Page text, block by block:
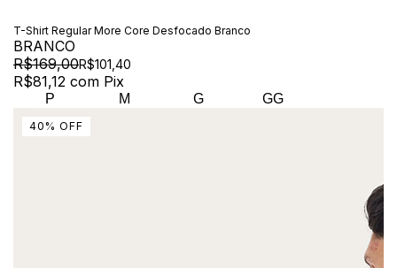
T-Shirt Regular More Core Desfocado Branco
BRANCO
R$169,00R$101,40
R$81,12 com Pix
P M G GG
40 % OFF